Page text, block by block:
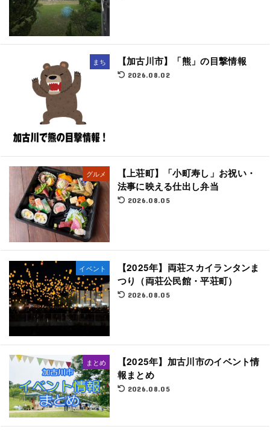
まち 【加古川市】「熊」の目撃情報
2026.08.02
グルメ
【上荘町】「小町寿し」お祝い・
法事に映える仕出し弁当
2026.08.05
イベント
【2025年】両荘スカイランタンま
つり（両荘公民館・平荘町）
2026.08.05
まとめ
【2025年】加古川市のイベント情
報まとめ
2026.08.05